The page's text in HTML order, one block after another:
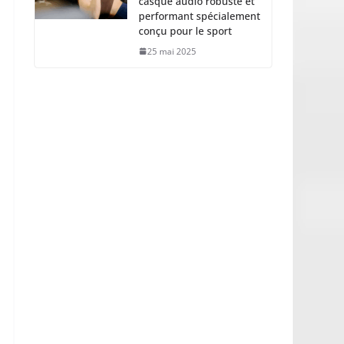
performant spécialement
conçu pour le sport
25 mai 2025